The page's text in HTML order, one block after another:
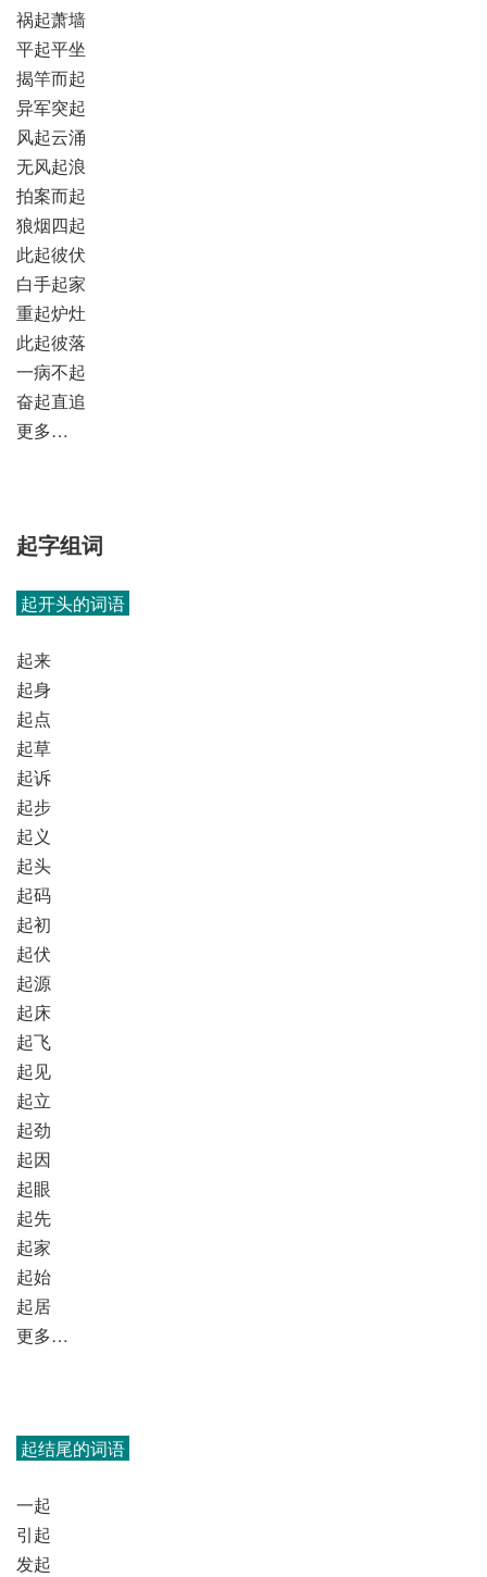
祸起萧墙
平起平坐
揭竿而起
异军突起
风起云涌
无风起浪
拍案而起
狼烟四起
此起彼伏
白手起家
重起炉灶
此起彼落
一病不起
奋起直追
更多…
起字组词
起开头的词语
起来
起身
起点
起草
起诉
起步
起义
起头
起码
起初
起伏
起源
起床
起飞
起见
起立
起劲
起因
起眼
起先
起家
起始
起居
更多…
起结尾的词语
一起
引起
发起